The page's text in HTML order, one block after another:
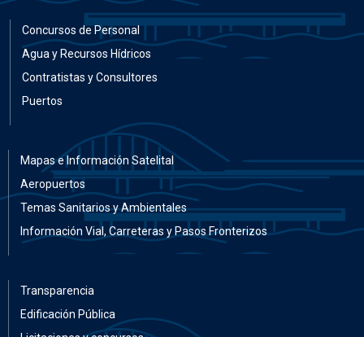
Concursos de Personal
Agua y Recursos Hídricos
Contratistas y Consultores
Puertos
Mapas e Información Satelital
Aeropuertos
Temas Sanitarios y Ambientales
Información Vial, Carreteras y Pasos Fronterizos
Transparencia
Edificación Pública